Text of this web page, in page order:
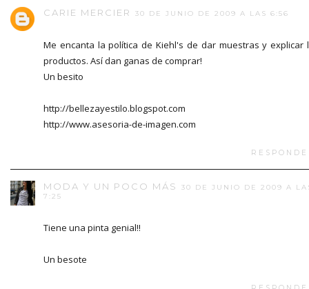
CARIE MERCIER 30 DE JUNIO DE 2009 A LAS 6:56
Me encanta la política de Kiehl's de dar muestras y explicar
productos. Así dan ganas de comprar!
Un besito
http://bellezayestilo.blogspot.com
http://www.asesoria-de-imagen.com
MODA Y UN POCO MÁS
30 DE JUNIO DE 2009 A
7:25
Tiene una pinta genial!!
Un besote